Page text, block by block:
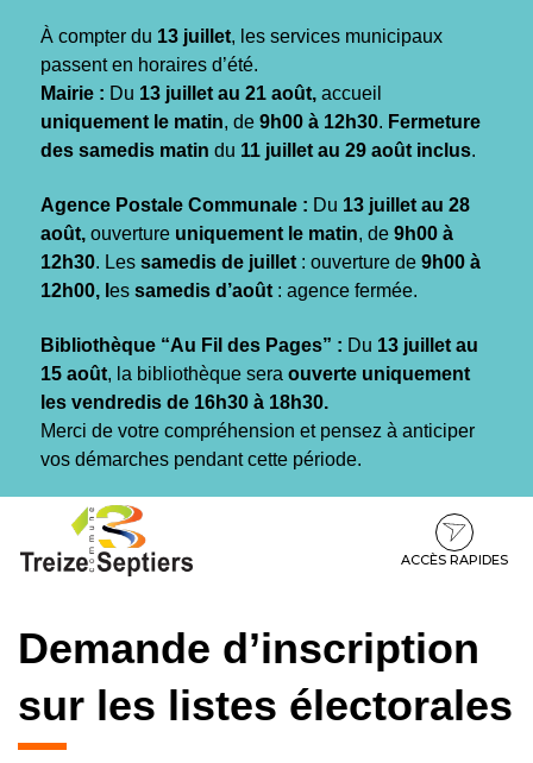
À compter du 13 juillet, les services municipaux
passent en horaires d’été.
Mairie : Du 13 juillet au 21 août, accueil
uniquement le matin, de 9h00 à 12h30. Fermeture
des samedis matin du 11 juillet au 29 août inclus.
Agence Postale Communale : Du 13 juillet au 28
août, ouverture uniquement le matin, de 9h00 à
12h30. Les samedis de juillet : ouverture de 9h00 à
12h00, l es samedis d’août : agence fermée.
Bibliothèque “Au Fil des Pages” : Du 13 juillet au
15 août, la bibliothèque sera ouverte uniquement
les vendredis de 16h30 à 18h30.
Merci de votre compréhension et pensez à anticiper
vos démarches pendant cette période.
contenu
pied
ACCÈS RAPIDES
Demande d’inscription
sur les listes électorales